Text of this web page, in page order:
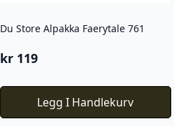
Du Store Alpakka Faerytale 761
kr119
Legg I Handlekurv